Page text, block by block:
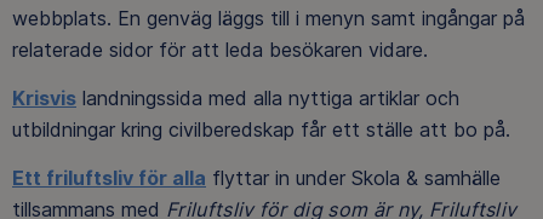
webbplats. En genväg läggs till i menyn samt ingångar på
relaterade sidor för att leda besökaren vidare.
Krisvis landningssida med alla nyttiga artiklar och
utbildningar kring civilberedskap får ett ställe att bo på.
Ett friluftsliv för alla flyttar in under Skola & samhälle
tillsammans med Friluftsliv för dig som är ny, Friluftsliv